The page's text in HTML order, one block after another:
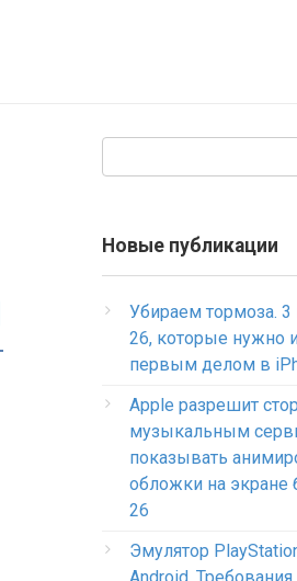
Новые публикации
Убираем тормоза. 3
26, которые нужно
первым делом в
Apple разрешит
музыкальным
показывать
обложки на экране
26
Эмулятор